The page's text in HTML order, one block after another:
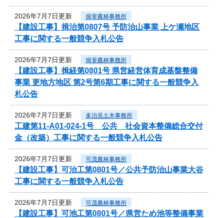
2026年7月7日更新 揖斐農林事務所
【建設工事】揖治第0807号 予防治山事業 上ケ瀬地区
工事に関する一般競争入札公告
2026年7月7日更新 揖斐農林事務所
【建設工事】揖経第0801号 県営経営体育成基盤整備
事業 更地方地区 第2号第6期工事に関する一般競争入
札公告
2026年7月7日更新 多治見土木事務所
工建第11-A01-024-1号 公共 社会資本整備総合交付
金（改築）工事に関する一般競争入札公告
2026年7月7日更新 可茂農林事務所
【建設工事】可治工第0801号／公共予防治山事業大谷
工事に関する一般競争入札公告
2026年7月7日更新 可茂農林事務所
【建設工事】可池工第0801号／県営ため池等整備事業